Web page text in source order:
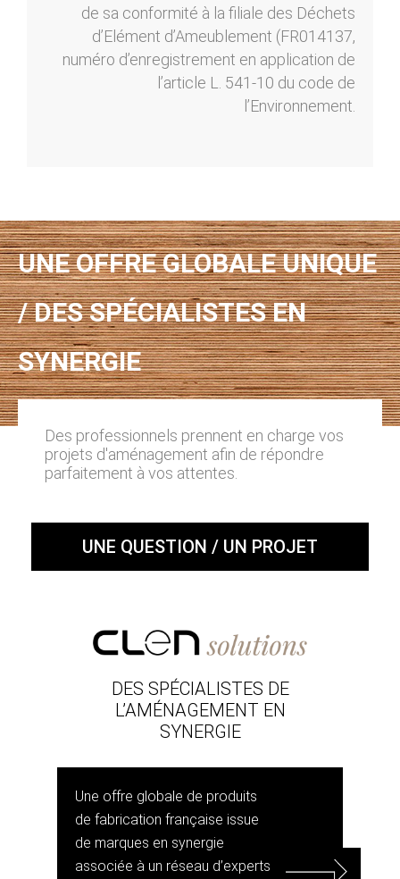
de sa conformité à la filiale des Déchets
d’Elément d’Ameublement (FR014137,
numéro d’enregistrement en application de
l’article L. 541-10 du code de
l’Environnement.
UNE OFFRE GLOBALE UNIQUE
/ DES SPÉCIALISTES EN
SYNERGIE
Des professionnels prennent en charge vos
projets d'aménagement afin de répondre
parfaitement à vos attentes.
UNE QUESTION / UN PROJET
DES SPÉCIALISTES DE
L’AMÉNAGEMENT EN
SYNERGIE
Une offre globale de produits
de fabrication française issue
de marques en synergie
associée à un réseau d’experts